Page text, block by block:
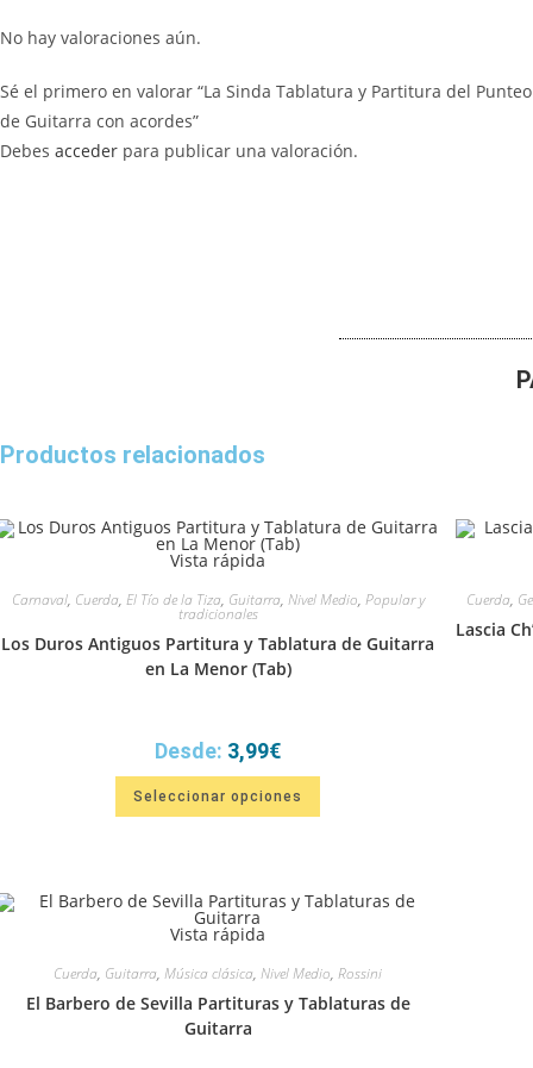
No hay valoraciones aún.
Sé el primero en valorar “La Sinda Tablatura y Partitura del Punteo
de Guitarra con acordes”
Debes acceder para publicar una valoración.
Productos relacionados
Vista rápida
Carnaval, Cuerda, El Tío de la Tiza, Guitarra, Nivel Medio, Popular y
tradicionales
Los Duros Antiguos Partitura y Tablatura de Guitarra
en La Menor (Tab)
Desde: 3,99€
Seleccionar opciones
Este
tiene
se
la
página
de
producto
Cuerda,
Lascia
Vista rápida
Cuerda, Guitarra,Música clásica,Nivel Medio,Rossini
El Barbero de Sevilla Partituras y Tablaturas de
Guitarra